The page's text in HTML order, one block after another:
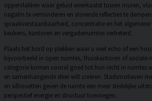
oppervlakken waar geluid weerkaatst tussen muren,
nagalm te verminderen en storende reflecties te
spraakverstaanbaarheid, concentratie en het
keukens, kantoren en vergaderruimtes verbeterd.
Plaats het bord op plekken waar u veel echo of een
bijvoorbeeld in open ruimtes, thuiskantoren of sociale
categorie komen vooral goed tot hun recht in ruimtes
en samenhangende sfeer wilt creëren. Stadsmotieven
en silhouetten geven de ruimte een meer stedelijke
perspectief energie en structuur toevoegen.